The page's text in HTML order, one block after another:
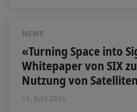
NEWS
«Turning Space into
Whitepaper von SIX
Nutzung von
15. JULI 2026